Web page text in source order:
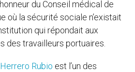
du Conseil médical de
où la sécurité sociale n’existait
qui répondait aux
des travailleurs portuaires.
Rubio est l’un des